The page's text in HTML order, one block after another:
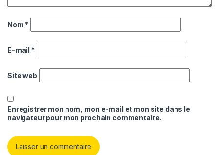
Nom *
E-mail *
Site web
Enregistrer mon nom, mon e-mail et mon site dans le
navigateur pour mon prochain commentaire.